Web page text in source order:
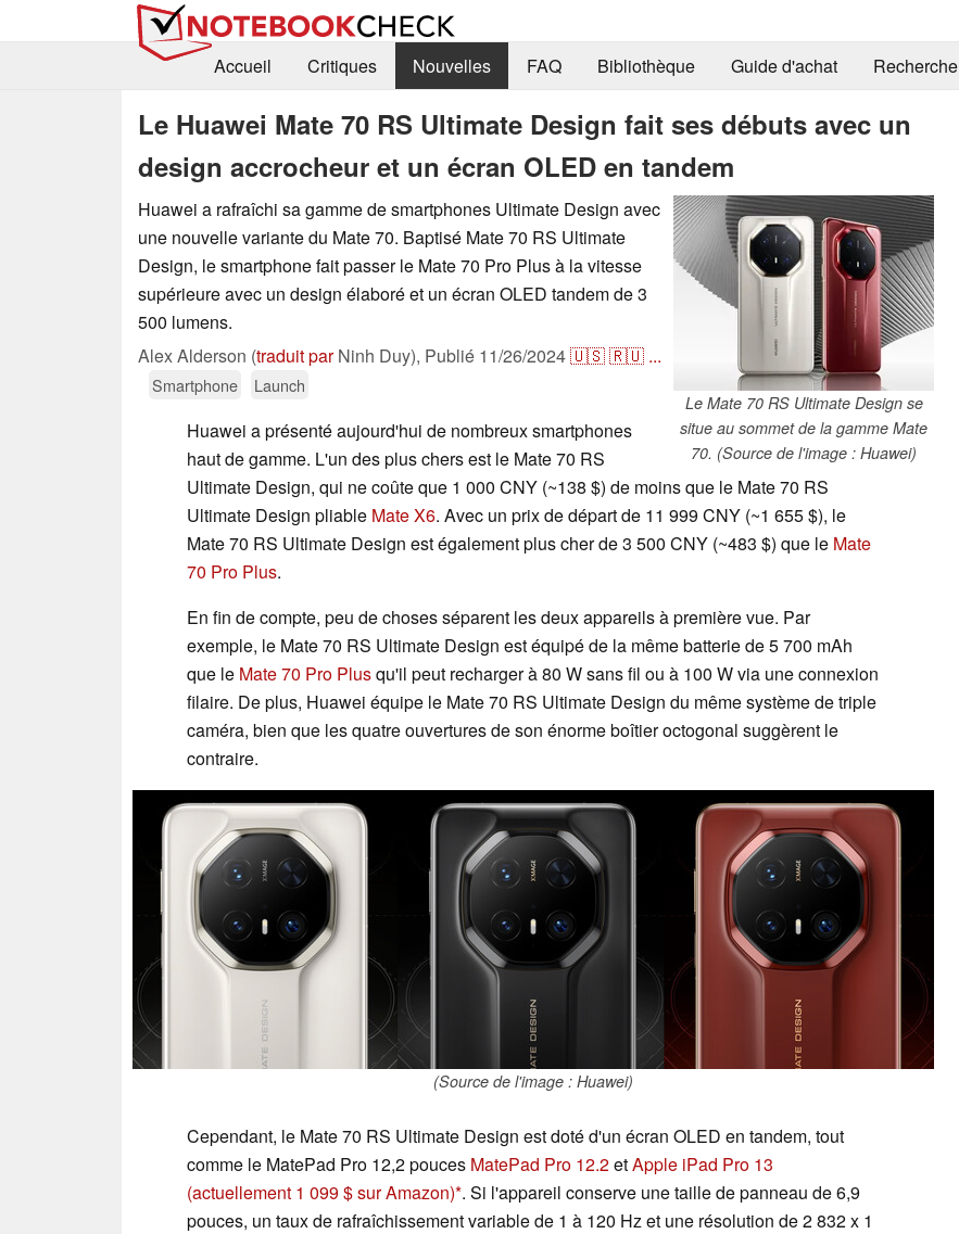
Accueil
Critiques Nouvelles FAQ Bibliothèque Guide d'achat Recherche
Le Huawei Mate 70 RS Ultimate Design fait ses débuts avec un
design accrocheur et un écran OLED en tandem
Le Mate 70 RS Ultimate Design se
situe au sommet de la gamme Mate
70. (Source de l'image : Huawei)
Huawei a rafraîchi sa gamme de smartphones Ultimate Design avec
une nouvelle variante du Mate 70. Baptisé Mate 70 RS Ultimate
Design, le smartphone fait passer le Mate 70 Pro Plus à la vitesse
supérieure avec un design élaboré et un écran OLED tandem de 3
500 lumens.
Alex Alderson (traduit parNinh Duy), Publié 11/26/2024🇺🇸🇷🇺 ...
Smartphone Launch
Huawei a présenté aujourd'hui de nombreux smartphones
haut de gamme. L'un des plus chers est le Mate 70 RS
Ultimate Design, qui ne coûte que 1 000 CNY (~138 $) de moins que le Mate 70 RS
Ultimate Design pliable Mate X6. Avec un prix de départ de 11 999 CNY (~1 655 $), le
Mate 70 RS Ultimate Design est également plus cher de 3 500 CNY (~483 $) que le Mate
70 Pro Plus.
En fin de compte, peu de choses séparent les deux appareils à première vue. Par
exemple, le Mate 70 RS Ultimate Design est équipé de la même batterie de 5 700 mAh
que le Mate 70 Pro Plusqu'il peut recharger à 80 W sans fil ou à 100 W via une connexion
filaire. De plus, Huawei équipe le Mate 70 RS Ultimate Design du même système de triple
caméra, bien que les quatre ouvertures de son énorme boîtier octogonal suggèrent le
contraire.
(Source de l'image : Huawei)
Cependant, le Mate 70 RS Ultimate Design est doté d'un écran OLED en tandem, tout
comme le MatePad Pro 12,2 pouces MatePad Pro 12.2etApple iPad Pro 13
(actuellement 1 099 $ sur Amazon) . Si l'appareil conserve une taille de panneau de 6,9
pouces, un taux de rafraîchissement variable de 1 à 120 Hz et une résolution de 2 832 x 1